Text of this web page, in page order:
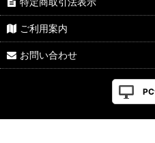
ご利用案内
お問い合わせ